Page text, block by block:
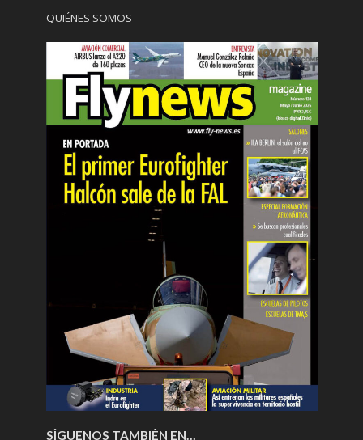
QUIÉNES SOMOS
SÍGUENOS TAMBIÉN EN…